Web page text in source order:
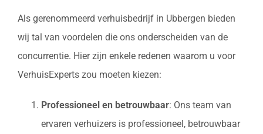
Als gerenommeerd verhuisbedrijf in Ubbergen bieden
wij tal van voordelen die ons onderscheiden van de
concurrentie. Hier zijn enkele redenen waarom u voor
VerhuisExperts zou moeten kiezen:
Professioneel en betrouwbaar: Ons team van
ervaren verhuizers is professioneel, betrouwbaar